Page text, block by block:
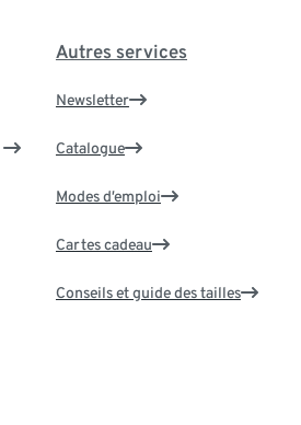
Autres services
Newsletter
Catalogue
Modes d’emploi
Cartes cadeau
Conseils et guide des tailles